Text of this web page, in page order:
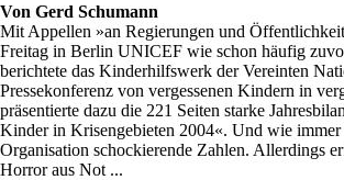
Von Gerd Schumann
Mit Appellen »an Regierungen und
Freitag in Berlin UNICEF wie schon häufig
berichtete das Kinderhilfswerk der Vereinten
Pressekonferenz von vergessenen Kindern in
präsentierte dazu die 221 Seiten starke
Kinder in Krisengebieten 2004«. Und wie immer
Organisation schockierende Zahlen. Allerdings
Horror aus Not ...